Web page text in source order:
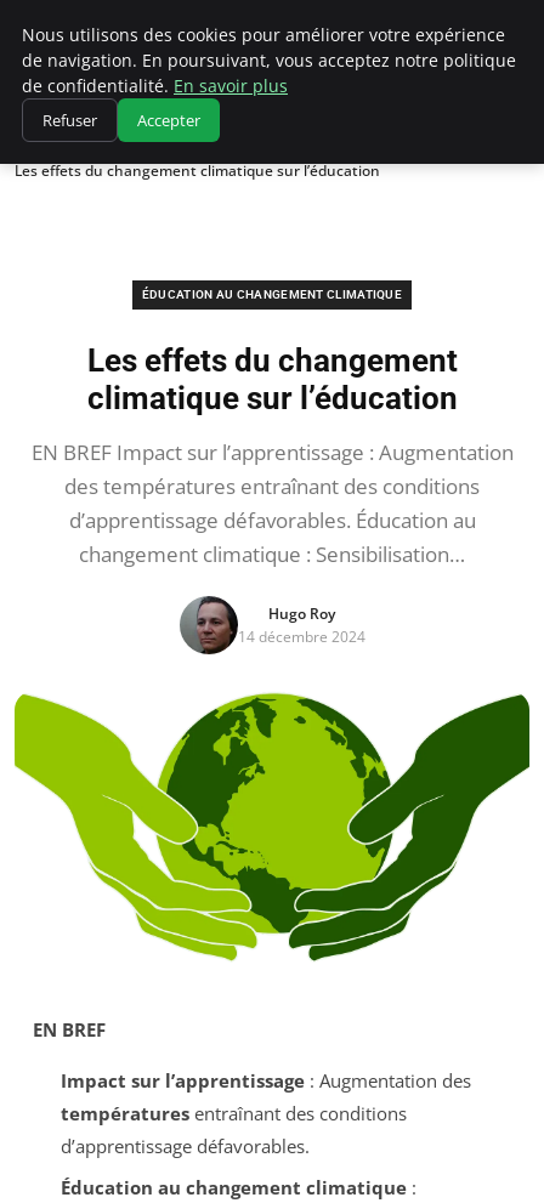
Climatedebtagents
Accueil
Éducation au changement climatique
Les effets du changement climatique sur l’éducation
ÉDUCATION AU CHANGEMENT CLIMATIQUE
Les effets du changement
climatique sur l’éducation
EN BREF Impact sur l’apprentissage : Augmentation
des températures entraînant des conditions
d’apprentissage défavorables. Éducation au
changement climatique : Sensibilisation…
Hugo Roy
14 décembre 2024
EN BREF
Impact sur l’apprentissage: Augmentation des
températuresentraînant des conditions
d’apprentissage défavorables.
Éducation au changement climatique:
Nous utilisons des cookies pour améliorer votre expérience
de navigation. En poursuivant, vous acceptez notre politique
de confidentialité. En savoir plus
Refuser Accepter